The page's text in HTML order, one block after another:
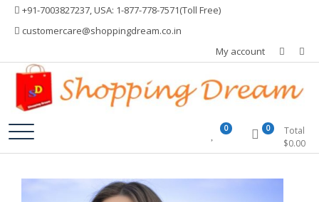
Skip
content
+91-7003827237, USA: 1-877-778-7571(Toll Free)
customercare@shoppingdream.co.in
My account
Shopping Dream 0 0
Total
$0.00